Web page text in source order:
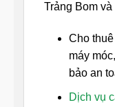
Trảng Bom
Cho
máy
bảo an
Dịch vụ